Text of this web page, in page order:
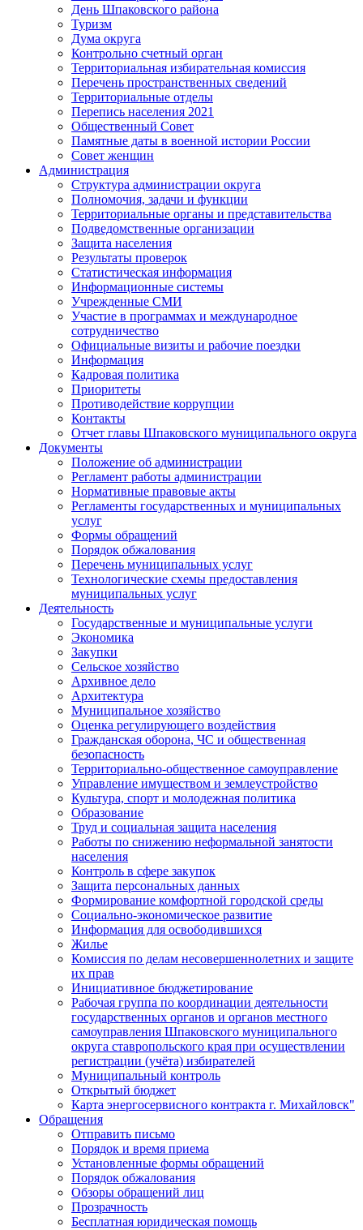
День Шпаковского района
Туризм
Дума округа
Контрольно счетный орган
Территориальная избирательная комиссия
Перечень пространственных сведений
Территориальные отделы
Перепись населения 2021
Общественный Совет
Памятные даты в военной истории России
Совет женщин
Администрация
Структура администрации округа
Полномочия, задачи и функции
Территориальные органы и представительства
Подведомственные организации
Защита населения
Результаты проверок
Статистическая информация
Информационные системы
Учрежденные СМИ
Участие в программах и международное
сотрудничество
Официальные визиты и рабочие поездки
Информация
Кадровая политика
Приоритеты
Противодействие коррупции
Контакты
Отчет главы Шпаковского муниципального округа
Документы
Положение об администрации
Регламент работы администрации
Нормативные правовые акты
Регламенты государственных и муниципальных
услуг
Формы обращений
Порядок обжалования
Перечень муниципальных услуг
Технологические схемы предоставления
муниципальных услуг
Деятельность
Государственные и муниципальные услуги
Экономика
Закупки
Сельское хозяйство
Архивное дело
Архитектура
Муниципальное хозяйство
Оценка регулирующего воздействия
Гражданская оборона, ЧС и общественная
безопасность
Территориально-общественное самоуправление
Управление имуществом и землеустройство
Культура, спорт и молодежная политика
Образование
Труд и социальная защита населения
Работы по снижению неформальной занятости
населения
Контроль в сфере закупок
Защита персональных данных
Формирование комфортной городской среды
Социально-экономическое развитие
Информация для освободившихся
Жилье
Комиссия по делам несовершеннолетних и защите
их прав
Инициативное бюджетирование
Рабочая группа по координации деятельности
государственных органов и органов местного
самоуправления Шпаковского муниципального
округа ставропольского края при осуществлении
регистрации (учёта) избирателей
Муниципальный контроль
Открытый бюджет
Карта энергосервисного контракта г. Михайловск"
Обращения
Отправить письмо
Порядок и время приема
Установленные формы обращений
Порядок обжалования
Обзоры обращений лиц
Прозрачность
Бесплатная юридическая помощь